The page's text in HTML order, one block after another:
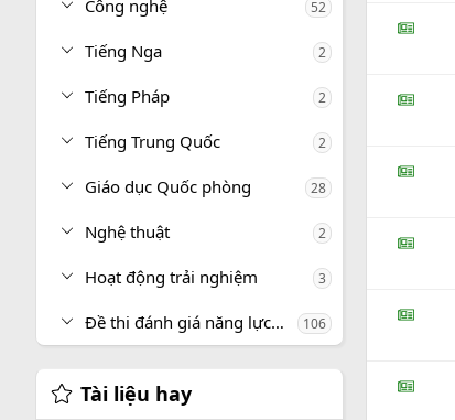
Công nghệ 52
Tiếng Nga 2
Tiếng Pháp 2
Tiếng Trung Quốc 2
Giáo dục Quốc phòng 28
Nghệ thuật 2
Hoạt động trải nghiệm 3
Đề thi đánh giá năng lực, tư duy 106
Tài liệu hay